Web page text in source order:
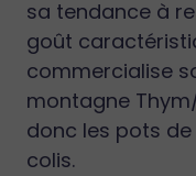
sa tendance à
goût
commercialise
montagne
donc les pots
colis.